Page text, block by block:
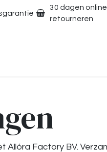
30 dagen online
retourneren
Allóra Factory BV.